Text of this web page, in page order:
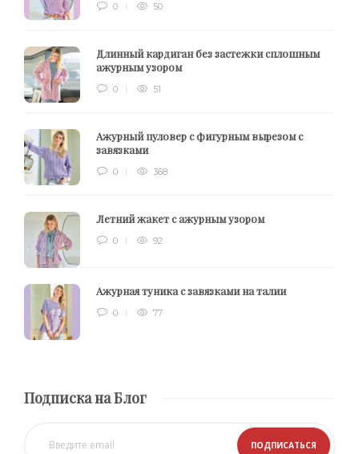
0 50
Длинный кардиган без застежки сплошным
ажурным узором
0 51
Ажурный пуловер с фигурным вырезом с
завязками
0 368
Летний жакет с ажурным узором
0 92
Ажурная туника с завязками на талии
0 77
Подписка на Блог